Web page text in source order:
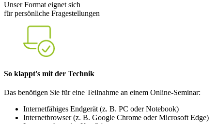
Unser Format eignet sich
für persönliche Fragestellungen
So klappt's mit der Technik
Das benötigen Sie für eine Teilnahme an einem Online-Seminar:
Internetfähiges Endgerät (z. B. PC oder Notebook)
Internetbrowser (z. B. Google Chrome oder Microsoft Edge)